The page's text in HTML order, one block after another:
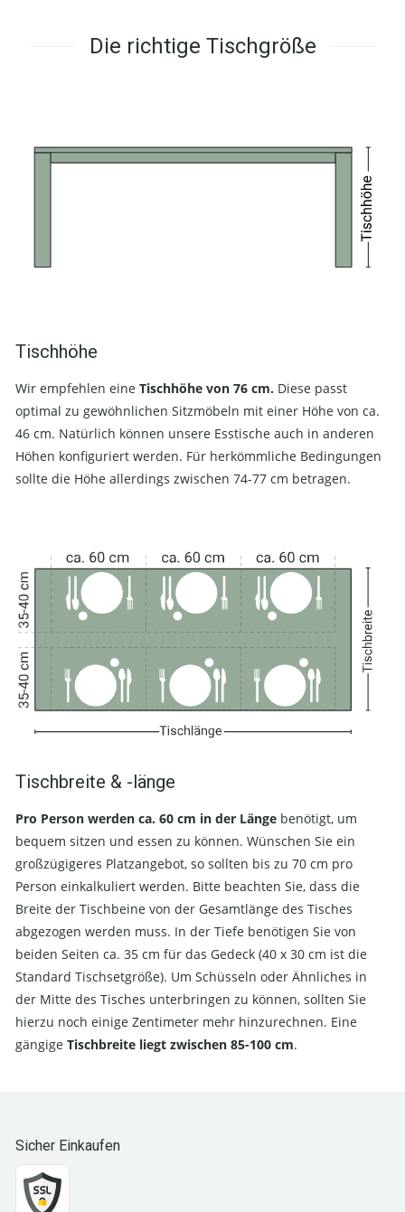
Die richtige Tischgröße
Tischhöhe
Wir empfehlen eine Tischhöhe von 76 cm. Diese passt
optimal zu gewöhnlichen Sitzmöbeln mit einer Höhe von ca.
46 cm. Natürlich können unsere Esstische auch in anderen
Höhen konfiguriert werden. Für herkömmliche Bedingungen
sollte die Höhe allerdings zwischen 74-77 cm betragen.
Tischbreite & -länge
Pro Person werden ca. 60 cm in der Länge benötigt, um
bequem sitzen und essen zu können. Wünschen Sie ein
großzügigeres Platzangebot, so sollten bis zu 70 cm pro
Person einkalkuliert werden. Bitte beachten Sie, dass die
Breite der Tischbeine von der Gesamtlänge des Tisches
abgezogen werden muss. In der Tiefe benötigen Sie von
beiden Seiten ca. 35 cm für das Gedeck (40 x 30 cm ist die
Standard Tischsetgröße). Um Schüsseln oder Ähnliches in
der Mitte des Tisches unterbringen zu können, sollten Sie
hierzu noch einige Zentimeter mehr hinzurechnen. Eine
gängige Tischbreite liegt zwischen 85-100 cm.
Sicher Einkaufen